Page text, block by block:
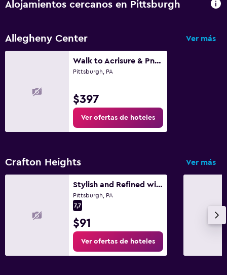
Zona de trabajo
Cuna/cama nido disponibles
Gimnasio
Alojamientos cercanos en Pittsburgh
Allegheny Center Ver más
Walk to Acrisure & Pnc Stadiums from Cozy 1br. Apartment in Excellent Pittsburgh
Pittsburgh, PA
$397
Ver ofertas de hoteles
Crafton Heights Ver más
Stylish and Refined with Easy City Access
Pittsburgh, PA
7,7
$91
Ver ofertas de hoteles